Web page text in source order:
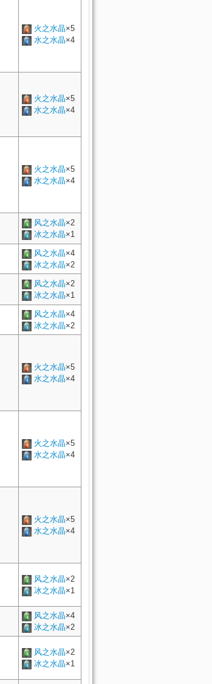
火之水晶×5
水之水晶×4
火之水晶×5
水之水晶×4
火之水晶×5
水之水晶×4
风之水晶×2
冰之水晶×1
风之水晶×4
冰之水晶×2
风之水晶×2
冰之水晶×1
风之水晶×4
冰之水晶×2
火之水晶×5
水之水晶×4
火之水晶×5
水之水晶×4
火之水晶×5
水之水晶×4
风之水晶×2
冰之水晶×1
风之水晶×4
冰之水晶×2
风之水晶×2
冰之水晶×1